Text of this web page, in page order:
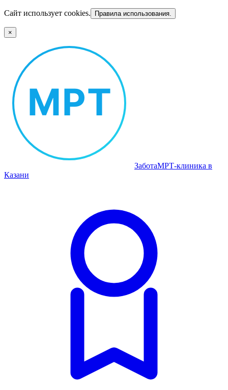
Сайт использует cookies. Правила использования.
×
ЗаботаМРТ‑клиника в
Казани